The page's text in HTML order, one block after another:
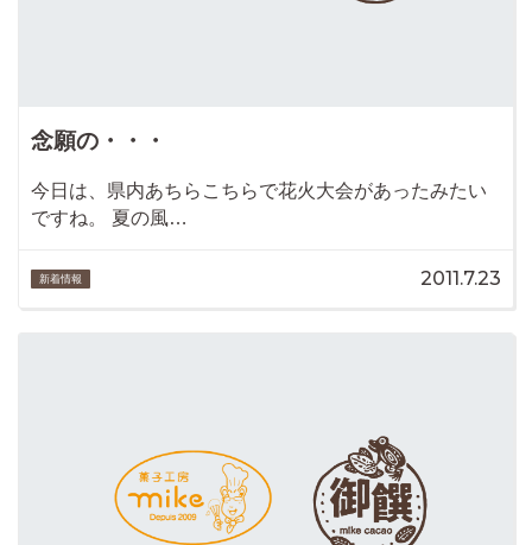
念願の・・・
今日は、県内あちらこちらで花火大会があったみたい
ですね。 夏の風…
新着情報 2011.7.23